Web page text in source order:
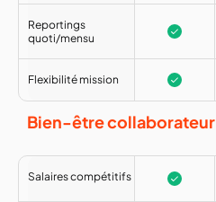
Reportings
quoti/mensu
Flexibilité mission
Bien-être collaborateur
Salaires compétitifs